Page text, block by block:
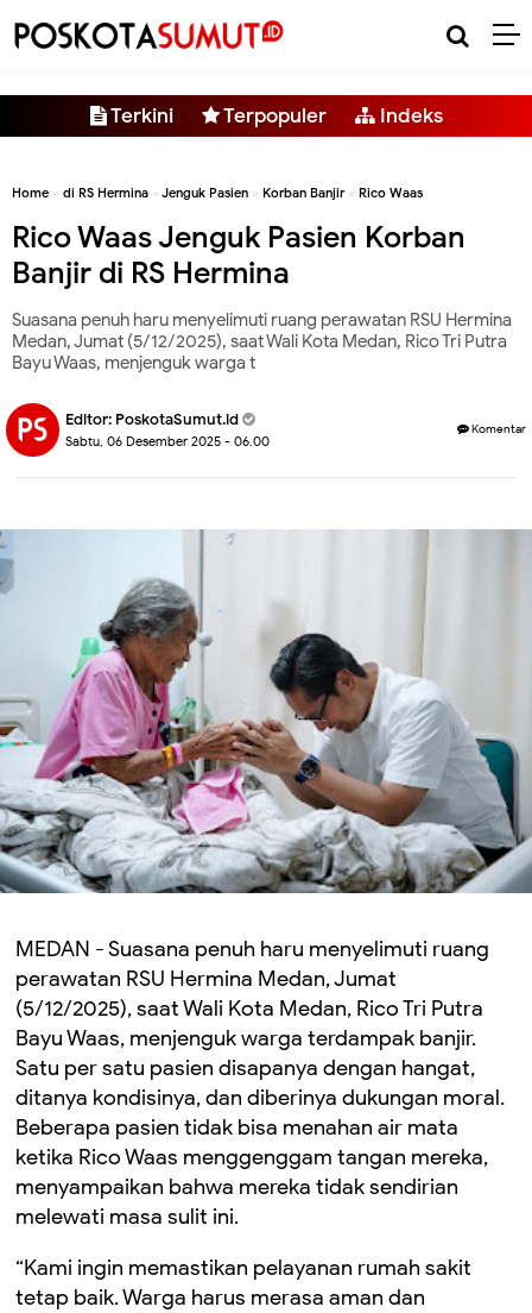
Terkini Terpopuler Indeks
Home » di RS Hermina » Jenguk Pasien » Korban Banjir» Rico Waas
Rico Waas Jenguk Pasien Korban
Banjir di RS Hermina
Suasana penuh haru menyelimuti ruang perawatan RSU Hermina
Medan, Jumat (5/12/2025), saat Wali Kota Medan, Rico Tri Putra
Bayu Waas, menjenguk warga t
Editor: PoskotaSumut.id
Sabtu, 06 Desember 2025 - 06.00
Komentar
MEDAN - Suasana penuh haru menyelimuti ruang
perawatan RSU Hermina Medan, Jumat
(5/12/2025), saat Wali Kota Medan, Rico Tri Putra
Bayu Waas, menjenguk warga terdampak banjir.
Satu per satu pasien disapanya dengan hangat,
ditanya kondisinya, dan diberinya dukungan moral.
Beberapa pasien tidak bisa menahan air mata
ketika Rico Waas menggenggam tangan mereka,
menyampaikan bahwa mereka tidak sendirian
melewati masa sulit ini.
“Kami ingin memastikan pelayanan rumah sakit
tetap baik. Warga harus merasa aman dan